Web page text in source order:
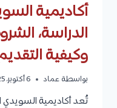
أكاديمية
الدراسة،
وكيفية
بواسطة عماد 6 أكتوبر، 2025